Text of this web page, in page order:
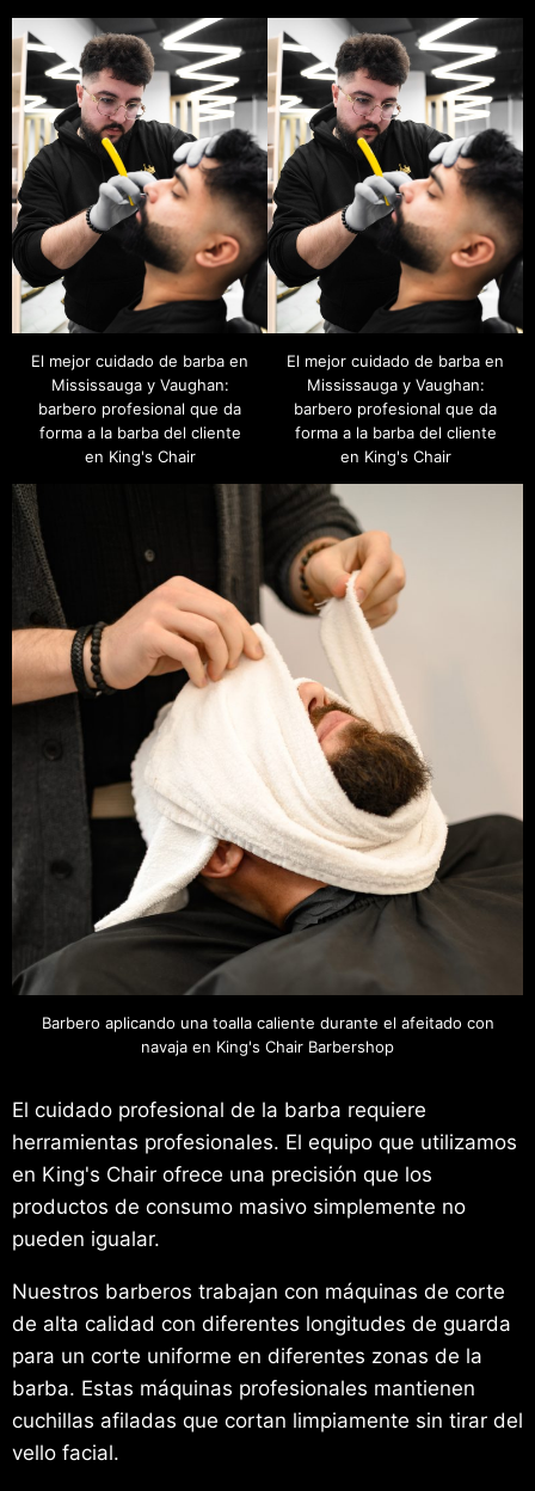
El mejor cuidado de barba en
Mississauga y Vaughan:
barbero profesional que da
forma a la barba del cliente
en King's Chair
El mejor cuidado de barba en
Mississauga y Vaughan:
barbero profesional que da
forma a la barba del cliente
en King's Chair
Barbero aplicando una toalla caliente durante el afeitado con
navaja en King's Chair Barbershop
El cuidado profesional de la barba requiere
herramientas profesionales. El equipo que utilizamos
en King's Chair ofrece una precisión que los
productos de consumo masivo simplemente no
pueden igualar.
Nuestros barberos trabajan con máquinas de corte
de alta calidad con diferentes longitudes de guarda
para un corte uniforme en diferentes zonas de la
barba. Estas máquinas profesionales mantienen
cuchillas afiladas que cortan limpiamente sin tirar del
vello facial.